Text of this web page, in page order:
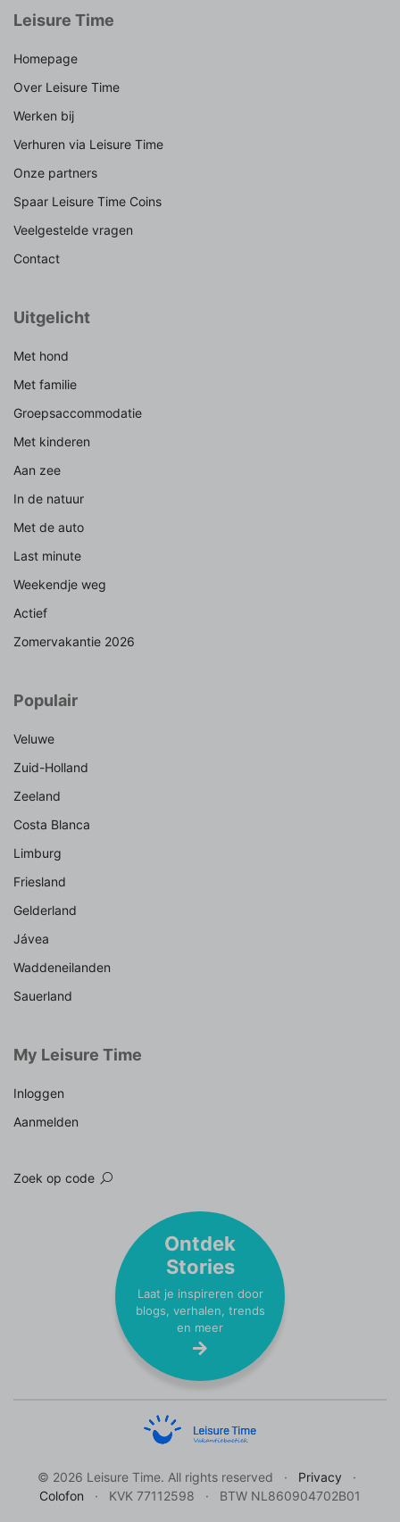
Leisure Time
Homepage
Over Leisure Time
Werken bij
Verhuren via Leisure Time
Onze partners
Spaar Leisure Time Coins
Veelgestelde vragen
Contact
Uitgelicht
Met hond
Met familie
Groepsaccommodatie
Met kinderen
Aan zee
In de natuur
Met de auto
Last minute
Weekendje weg
Actief
Zomervakantie 2026
Populair
Veluwe
Zuid-Holland
Zeeland
Costa Blanca
Limburg
Friesland
Gelderland
Jávea
Waddeneilanden
Sauerland
My Leisure Time
Inloggen
Aanmelden
Zoek op code
Ontdek
Stories
Laat je inspireren door
blogs, verhalen, trends
en meer
© 2026 Leisure Time. All rights reserved
Privacy
Colofon
KVK 77112598 BTW NL860904702B01